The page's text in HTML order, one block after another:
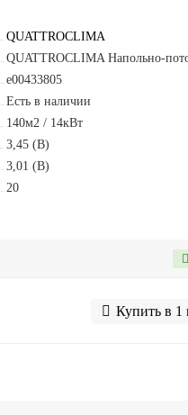
QUATTROCLIMA
QUATTROCLIMA Напольно-
e00433805
Есть в наличии
140м2 / 14кВт
3,45 (B)
3,01 (B)
20
Купить в 1